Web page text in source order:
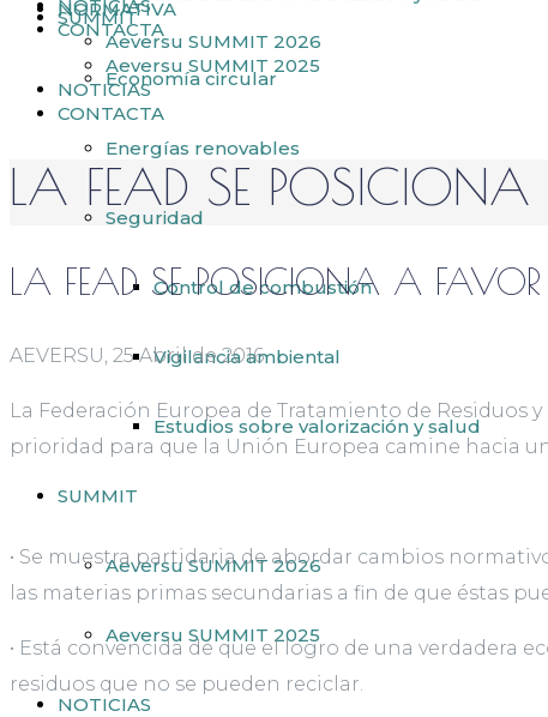
NORMATIVA
Economía circular
Energías renovables
Seguridad
Control de combustión
Vigilancia ambiental
Estudios sobre valorización y salud
SUMMIT
Aeversu SUMMIT 2026
Aeversu SUMMIT 2025
NOTICIAS
NOTICIAS
CONTACTA
SUMMIT
Aeversu SUMMIT 2026
Aeversu SUMMIT 2025
NOTICIAS
CONTACTA
LA FEAD SE
LA FEAD SE POSICIONA A
AEVERSU, 25 Abril de 2016
La Federación Europea de Tratamiento de
prioridad para que la Unión Europea camine hacia
• Se muestra partidaria de abordar cambios
las materias primas secundarias a fin de que éstas
• Está convencida de que el logro de una verdadera
residuos que no se pueden reciclar.